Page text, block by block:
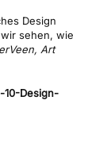
Design
sehen, wie
Art
10-Design-